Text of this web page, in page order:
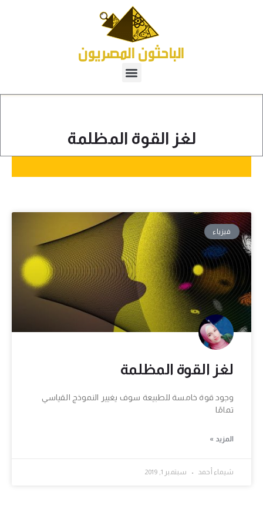
لغز القوة المظلمة
فيزياء
لغز القوة المظلمة
وجود قوة خامسة للطبيعة سوف يغيير النموذج القياسي
تمامًا
المزيد »
شيماء أحمد سبتمبر 1, 2019